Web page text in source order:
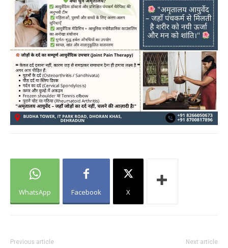
WhatsApp Facebook X
Previous article Next article